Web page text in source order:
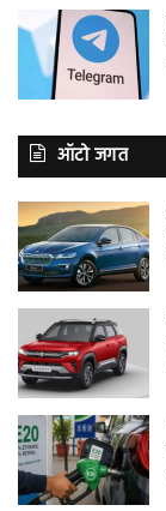
ऑटो जगत